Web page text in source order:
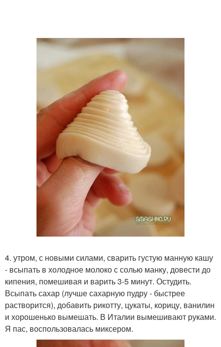
4. утром, с новыми силами, сварить густую манную кашу
- всыпать в холодное молоко с солью манку, довести до
кипения, помешивая и варить 3-5 минут. Остудить.
Всыпать сахар (лучше сахарную пудру - быстрее
растворится), добавить рикотту, цукаты, корицу, ванилин
и хорошенько вымешать. В Италии вымешивают руками.
Я пас, воспользовалась миксером.